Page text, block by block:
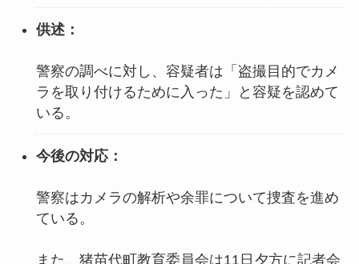
供述：
警察の調べに対し、容疑者は「盗撮目的でカメ
ラを取り付けるために入った」と容疑を認めて
いる。
今後の対応：
警察はカメラの解析や余罪について捜査を進め
ている。
また、猪苗代町教育委員会は11日夕方に記者会